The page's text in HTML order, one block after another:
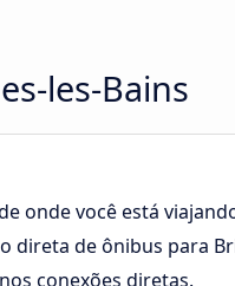
les-Bains
onde você está
direta de ônibus para
conexões diretas.